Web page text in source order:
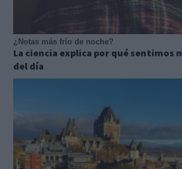
¿Notas más frío de noche?
La ciencia explica por qué sentimos
del día